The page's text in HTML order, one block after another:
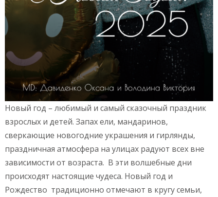
Новый год – любимый и самый сказочный праздник
взрослых и детей. Запах ели, мандаринов,
сверкающие новогодние украшения и гирлянды,
праздничная атмосфера на улицах радуют всех вне
зависимости от возраста. В эти волшебные дни
происходят настоящие чудеса. Новый год и
Рождество традиционно отмечают в кругу семьи,